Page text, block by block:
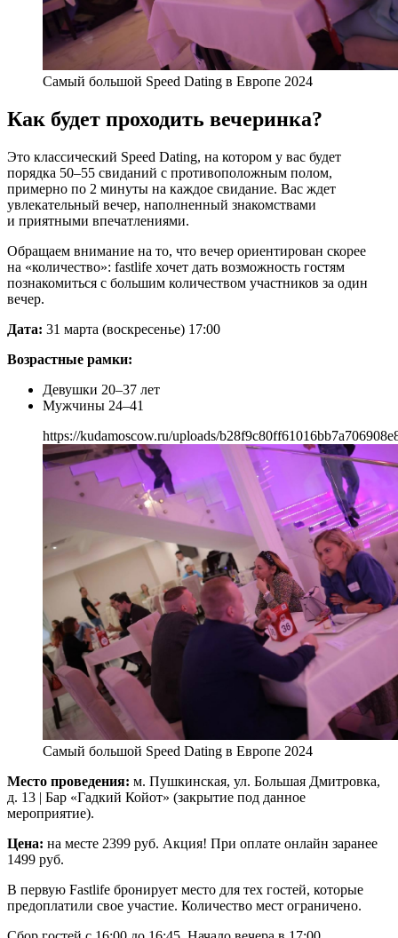
Самый большой Speed Dating в Европе 2024
Как будет проходить вечеринка?
Это классический Speed Dating, на котором у вас будет
порядка 50–55 свиданий с противоположным полом,
примерно по 2 минуты на каждое свидание. Вас ждет
увлекательный вечер, наполненный знакомствами
и приятными впечатлениями.
Обращаем внимание на то, что вечер ориентирован скорее
на «количество»: fastlife хочет дать возможность гостям
познакомиться с большим количеством участников за один
вечер.
Дата: 31 марта (воскресенье) 17:00
Возрастные рамки:
Девушки 20–37 лет
Мужчины 24–41
https://kudamoscow.ru/uploads/
Самый большой Speed Dating в Европе 2024
Место проведения: м. Пушкинская, ул. Большая Дмитровка,
д. 13 | Бар «Гадкий Койот» (закрытие под данное
мероприятие).
Цена: на месте 2399 руб. Акция! При оплате онлайн заранее
1499 руб.
В первую Fastlife бронирует место для тех гостей, которые
предоплатили свое участие. Количество мест ограничено.